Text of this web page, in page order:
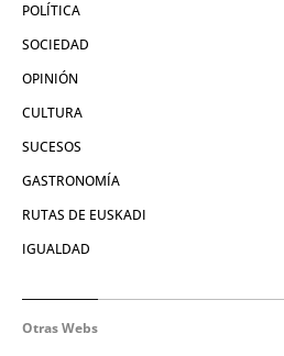
POLÍTICA
SOCIEDAD
OPINIÓN
CULTURA
SUCESOS
GASTRONOMÍA
RUTAS DE EUSKADI
IGUALDAD
Otras Webs